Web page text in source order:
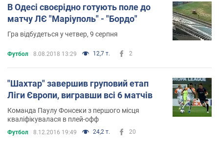
В Одесі своєрідно готують поле до
матчу ЛЄ "Маріуполь" - "Бордо"
Гра відбудеться у четвер, 9 серпня
Футбол 8.08.2018 13:29 12,7 т. 2
"Шахтар" завершив груповий етап
Ліги Європи, вигравши всі 6 матчів
Команда Паулу Фонсеки з першого місця
кваліфікувалася в плей-офф
Футбол 8.12.2016 19:49 24,2 т. 20